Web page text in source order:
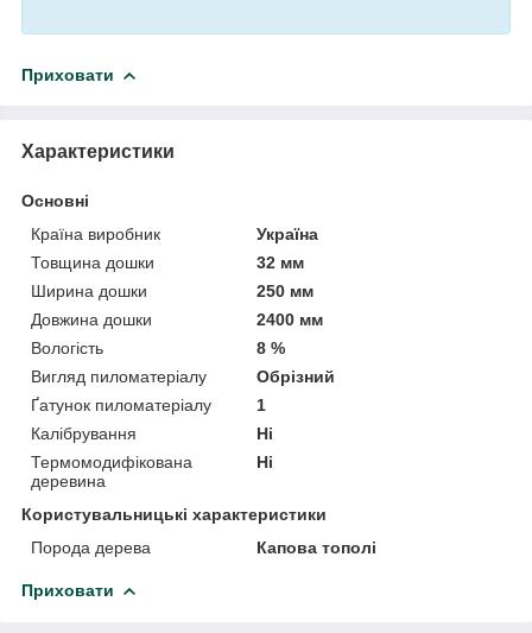
Приховати
Характеристики
Основні
Країна виробник
Україна
Товщина дошки
32 мм
Ширина дошки
250 мм
Довжина дошки
2400 мм
Вологість
8 %
Вигляд пиломатеріалу
Обрізний
Ґатунок пиломатеріалу
1
Калібрування
Ні
Термомодифікована
деревина
Ні
Користувальницькі характеристики
Порода дерева
Капова тополі
Приховати